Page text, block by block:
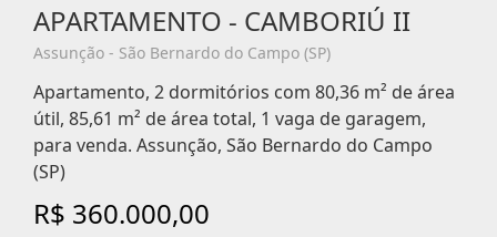
APARTAMENTO - CAMBORIÚ II
Assunção - São Bernardo do Campo (SP)
Apartamento, 2 dormitórios com 80,36 m² de área
útil, 85,61 m² de área total, 1 vaga de garagem,
para venda. Assunção, São Bernardo do Campo
(SP)
R$ 360.000,00